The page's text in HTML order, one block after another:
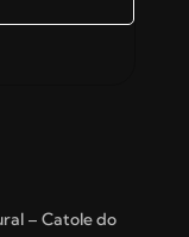
– Catole do